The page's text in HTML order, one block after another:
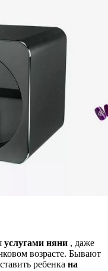
услугами няни , даже
возрасте. Бывают
ребенка на